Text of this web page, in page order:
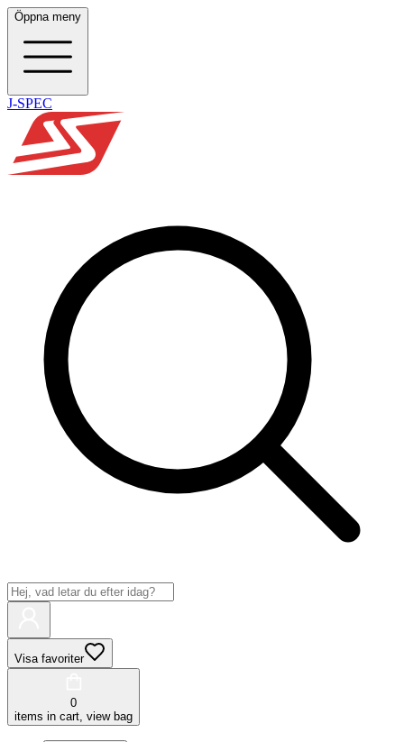
Öppna meny
J-SPEC
Visa favoriter
0
items in cart, view bag